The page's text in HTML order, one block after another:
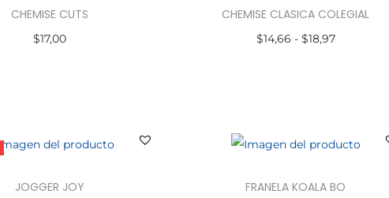
CHEMISE CUTS
$17,00
CHEMISE CLASICA COLEGIAL
$14,66 - $18,97
JOGGER JOY FRANELA KOALA BO